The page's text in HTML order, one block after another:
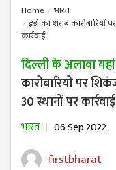
Home
भारत
ईडी का शराब
कार्रवाई
दिल्ली के अलावा
कारोबारियों पर
30 स्थानों पर कार्रवाई
भारत 06 Sep 2022
firstbharat